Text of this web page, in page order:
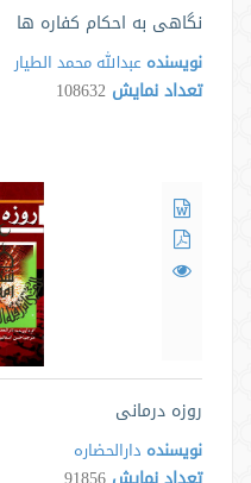
نگاهی به احکام کفاره ها
نویسنده عبدالله محمد الطیار
تعداد نمایش 108632
روزه درمانی
نویسنده دارالحضاره